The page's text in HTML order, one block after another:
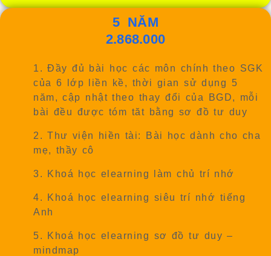
5 NĂM
2.868.000
1. Đầy đủ bài học các môn chính theo SGK
của 6 lớp liền kề, thời gian sử dụng 5
năm,cập nhật theo thay đổi của BGD, mỗi
bài đều được tóm tăt bằng sơ đồ tư duy
2. Thư viện hiền tài: Bài học dành cho cha
mẹ, thầy cô
3. Khoá học elearning làm chủ trí nhớ
4. Khoá học elearning siêu trí nhớ tiếng
Anh
5. Khoá học elearning sơ đồ tư duy –
mindmap